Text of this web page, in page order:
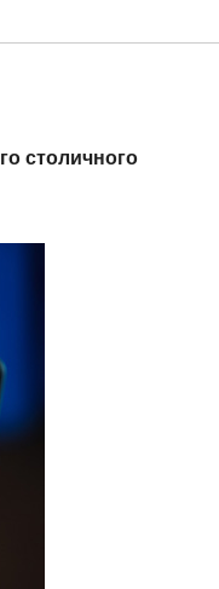
столичного